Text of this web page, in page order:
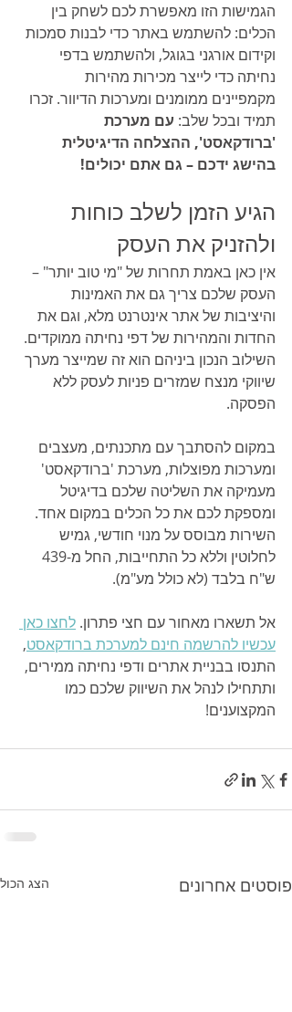
הגמישות הזו מאפשרת לכם לשחק בין
הכלים: להשתמש באתר כדי לבנות סמכות
וקידום אורגני בגוגל, ולהשתמש בדפי
נחיתה כדי לייצר מכירות מהירות
מקמפיינים ממומנים ומערכות הדיוור. זכרו
תמיד ובכל שלב: עם מערכת
'ברודקאסט', ההצלחה הדיגיטלית
בהישג ידכם – גם אתם יכולים!
הגיע הזמן לשלב כוחות
ולהזניק את העסק
אין כאן באמת תחרות של "מי טוב יותר" –
העסק שלכם צריך גם את האמינות
והיציבות של אתר אינטרנט מלא, וגם את
החדות והמהירות של דפי נחיתה ממוקדים.
השילוב הנכון ביניהם הוא זה שמייצר מערך
שיווקי מנצח שמזרים פניות לעסק ללא
הפסקה.
במקום להסתבך עם מתכנתים, מעצבים
ומערכות מפוצלות, מערכת 'ברודקאסט'
מעמיקה את השליטה שלכם בדיגיטל
ומספקת לכם את כל הכלים במקום אחד.
השירות מבוסס על מנוי חודשי, גמיש
ש"ח בלבד (לא כולל מע"מ).
אל תשארו מאחור עם חצי פתרון. לחצו כאן
עכשיו להרשמה חינם למערכת ברודקאסט,
התנסו בבניית אתרים ודפי נחיתה ממירים,
ותתחילו לנהל את השיווק שלכם כמו
המקצוענים!
פוסטים אחרונים הצג הכול